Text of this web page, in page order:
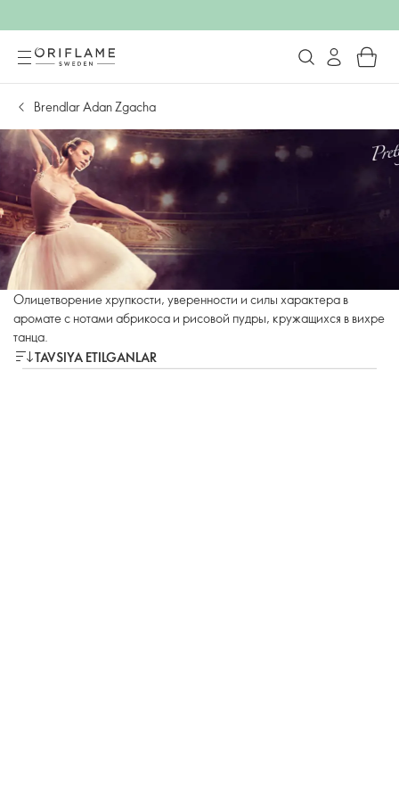
Brendlar Adan Zgacha
Олицетворение хрупкости, уверенности и силы характера в
аромате с нотами абрикоса и рисовой пудры, кружащихся в вихре
танца.
TAVSIYA ETILGANLAR